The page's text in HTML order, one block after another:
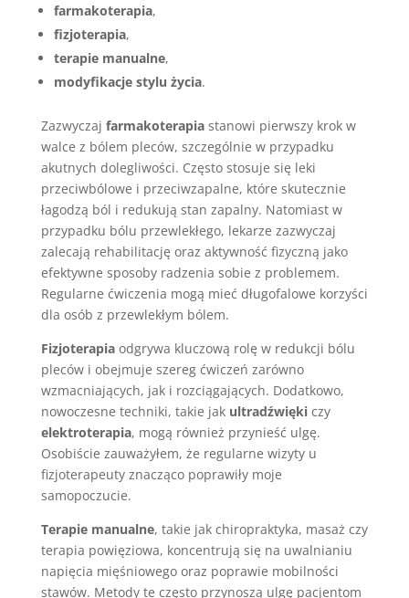
farmakoterapia,
fizjoterapia,
terapie manualne,
modyfikacje stylu życia.
Zazwyczaj farmakoterapiastanowi pierwszy krok w
walce z bólem pleców, szczególnie w przypadku
akutnych dolegliwości. Często stosuje się leki
przeciwbólowe i przeciwzapalne, które skutecznie
łagodzą ból i redukują stan zapalny. Natomiast w
przypadku bólu przewlekłego, lekarze zazwyczaj
zalecają rehabilitację oraz aktywność fizyczną jako
efektywne sposoby radzenia sobie z problemem.
Regularne ćwiczenia mogą mieć długofalowe korzyści
dla osób z przewlekłym bólem.
Fizjoterapiaodgrywa kluczową rolę w redukcji bólu
pleców i obejmuje szereg ćwiczeń zarówno
wzmacniających, jak i rozciągających. Dodatkowo,
nowoczesne techniki, takie jak ultradźwiękiczy
elektroterapia, mogą również przynieść ulgę.
Osobiście zauważyłem, że regularne wizyty u
fizjoterapeuty znacząco poprawiły moje
samopoczucie.
Terapie manualne, takie jak chiropraktyka, masaż czy
terapia powięziowa, koncentrują się na uwalnianiu
napięcia mięśniowego oraz poprawie mobilności
stawów. Metody te często przynoszą ulgę pacjentom